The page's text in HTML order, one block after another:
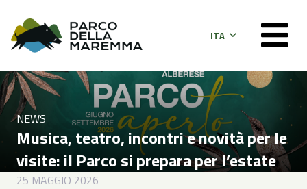
ITA
NEWS
Musica, teatro, incontri e novità per le
visite: il Parco si prepara per l’estate
25 MAGGIO 2026